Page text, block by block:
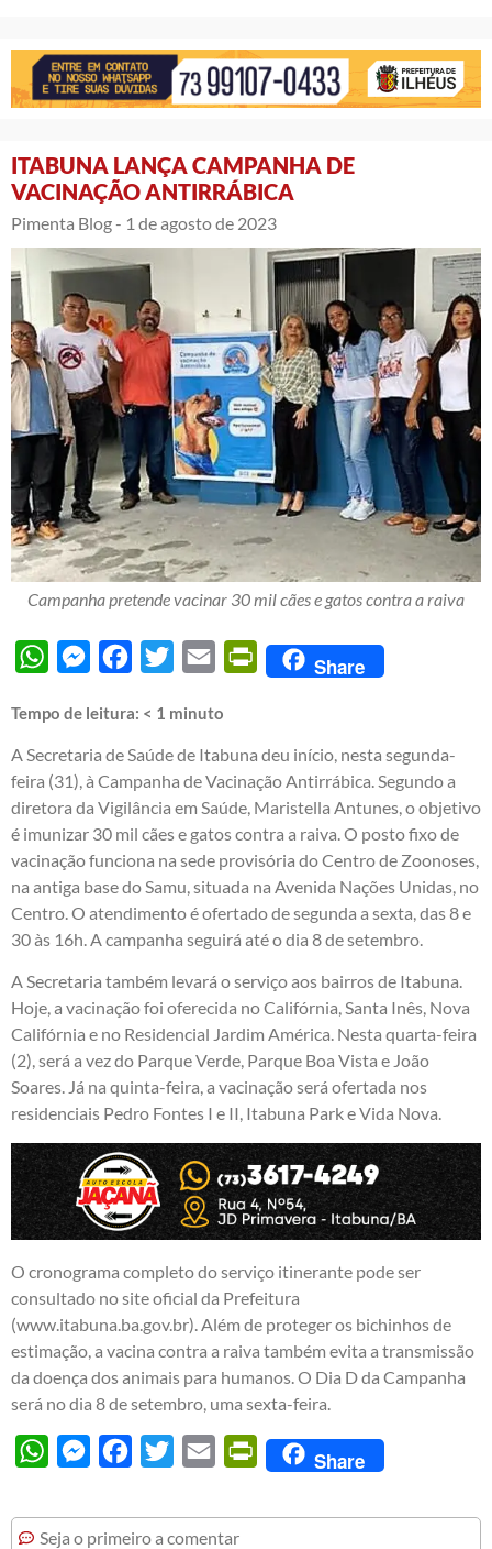
ITABUNA LANÇA CAMPANHA DE
VACINAÇÃO ANTIRRÁBICA
Pimenta Blog - 1 de agosto de 2023
Campanha pretende vacinar 30 mil cães e gatos contra a raiva
WhatsAppMessengerFacebook
Twitter Email PrintFriendly
Share
Tempo de leitura: < 1 minuto
A Secretaria de Saúde de Itabuna deu início, nesta segunda-
feira (31), à Campanha de Vacinação Antirrábica. Segundo a
diretora da Vigilância em Saúde, Maristella Antunes, o objetivo
é imunizar 30 mil cães e gatos contra a raiva. O posto fixo de
vacinação funciona na sede provisória do Centro de Zoonoses,
na antiga base do Samu, situada na Avenida Nações Unidas, no
Centro. O atendimento é ofertado de segunda a sexta, das 8 e
30 às 16h. A campanha seguirá até o dia 8 de setembro.
A Secretaria também levará o serviço aos bairros de Itabuna.
Hoje, a vacinação foi oferecida no Califórnia, Santa Inês, Nova
Califórnia e no Residencial Jardim América. Nesta quarta-feira
(2), será a vez do Parque Verde, Parque Boa Vista e João
Soares. Já na quinta-feira, a vacinação será ofertada nos
residenciais Pedro Fontes I e II, Itabuna Park e Vida Nova.
O cronograma completo do serviço itinerante pode ser
consultado no site oficial da Prefeitura
(www.itabuna.ba.gov.br). Além de proteger os bichinhos de
estimação, a vacina contra a raiva também evita a transmissão
da doença dos animais para humanos. O Dia D da Campanha
será no dia 8 de setembro, uma sexta-feira.
WhatsAppMessengerFacebook
Twitter Email PrintFriendly
Share
Seja o primeiro a comentar